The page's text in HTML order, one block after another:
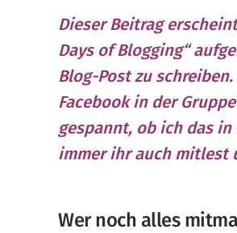
Dieser Beitrag
Days of Blogging“
Blog-Post zu
Facebook in der
gespannt, ob ich das
immer ihr auch mitlest
Wer noch alles